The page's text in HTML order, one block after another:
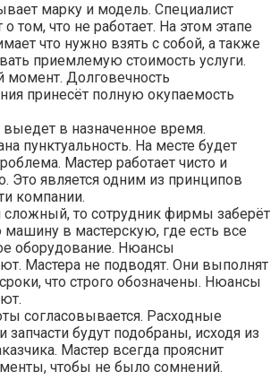
марку и модель. Специалист
том, что не работает. На этом этапе
что нужно взять с собой, а также
приемлемую стоимость услуги.
Долговечность
принесёт полную окупаемость
выедет в назначенное время.
пунктуальность. На месте будет
Мастер работает чисто и
Это является одним из принципов
компании.
сложный, то сотрудник фирмы заберёт
машину в мастерскую, где есть все
оборудование. Нюансы
Мастера не подводят. Они выполнят
что строго обозначены. Нюансы
согласовывается. Расходные
запчасти будут подобраны, исходя из
Мастер всегда прояснит
чтобы не было сомнений.